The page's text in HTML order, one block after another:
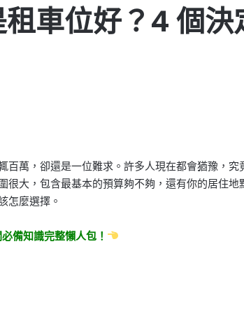
車位好？4 個決
萬，卻還是一位難求。許多人現在都會猶豫，究
很大，包含最基本的預算夠不夠，還有你的居住地
怎麼選擇。
備知識完整懶人包！